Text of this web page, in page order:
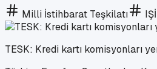
Milli İstihbarat Teşkilatı
TESK: Kredi kartı komisyonları